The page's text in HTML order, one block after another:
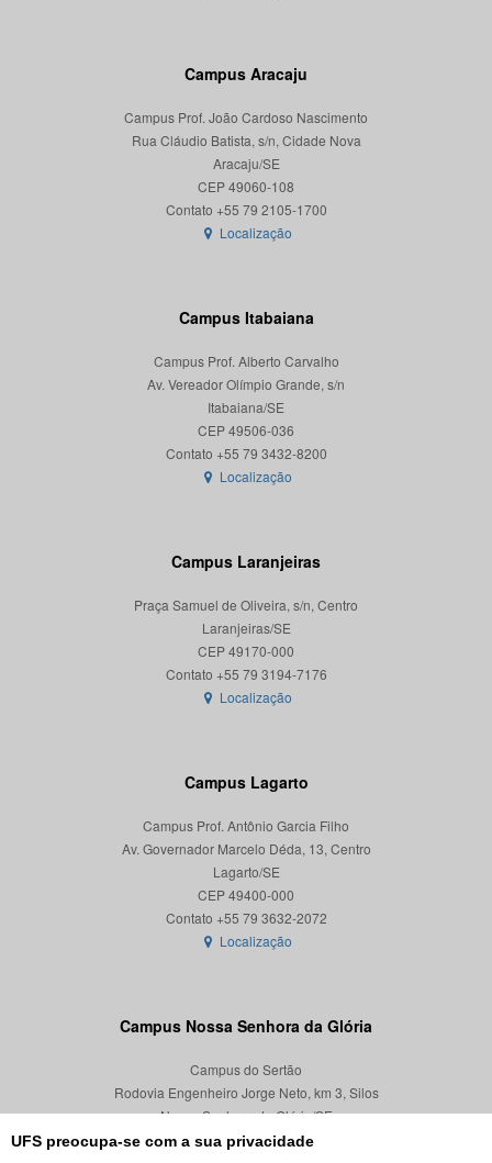
UFS preocupa-se com a sua privacidade
Campus Aracaju
Campus Prof. João Cardoso Nascimento
Rua Cláudio Batista, s/n, Cidade Nova
Aracaju/SE
CEP 49060-108
Localização
Campus Itabaiana
Campus Prof. Alberto Carvalho
Av. Vereador Olímpio Grande, s/n
Itabaiana/SE
CEP 49506-036
Localização
Campus Laranjeiras
Praça Samuel de Oliveira, s/n, Centro
Laranjeiras/SE
CEP 49170-000
Localização
Campus Lagarto
Campus Prof. Antônio Garcia Filho
Av. Governador Marcelo Déda, 13, Centro
Lagarto/SE
CEP 49400-000
Localização
Campus Nossa Senhora da Glória
Campus do Sertão
Rodovia Engenheiro Jorge Neto, km 3, Silos
Nossa Senhora da Glória/SE
CEP 49680-000